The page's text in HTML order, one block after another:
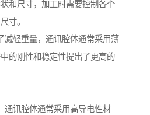
和尺寸，加工时需要控制各个
寸。
轻重量，通讯腔体通常采用薄
的刚性和稳定性提出了更高的
讯腔体通常采用高导电性材